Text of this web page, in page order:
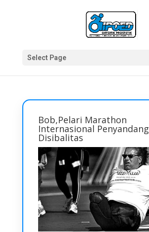
Select Page
Bob,Pelari Marathon
Internasional Penyandang
Disibalitas